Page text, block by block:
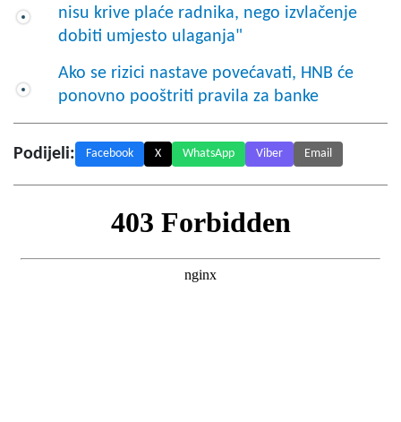
nisu krive plaće radnika, nego izvlačenje
dobiti umjesto ulaganja"
Ako se rizici nastave povećavati, HNB će
ponovno pooštriti pravila za banke
Podijeli: Facebook X WhatsApp Viber Email